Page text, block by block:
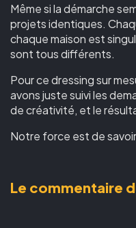
Même si la démarche
projets identiques.
chaque maison est
sont tous différents.
Pour ce dressing sur
avons juste suivi les
de créativité, et le
Notre force est de
Le commentaire